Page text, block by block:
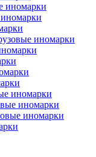
иномарки
иномарки
иномарки
иномарки
иномарки